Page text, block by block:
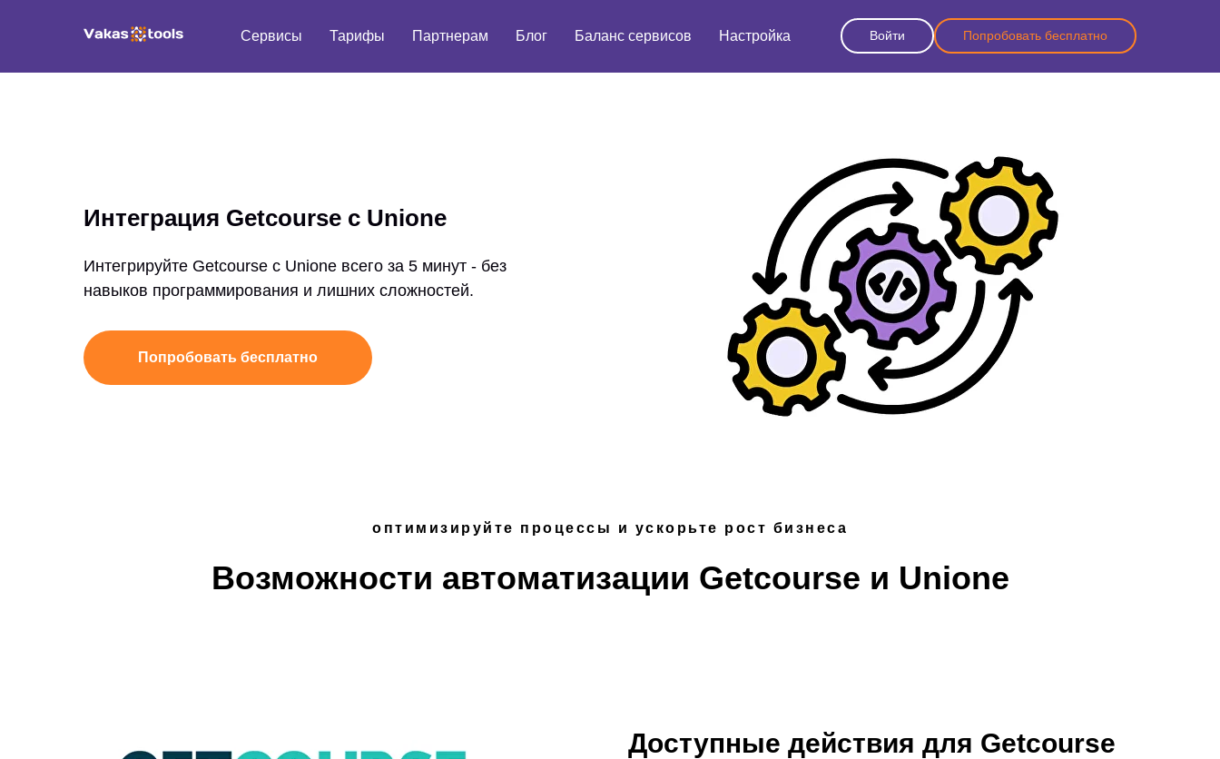
Сервисы Тарифы Партнерам Блог Баланс сервисов Настройка Войти Попробовать бесплатно
Интеграция Getcourse с Unione
Интегрируйте Getcourse с Unione всего за 5 минут - без
навыков программирования и лишних сложностей.
Попробовать бесплатно
оптимизируйте процессы и ускорьте рост бизнеса
Возможности автоматизации Getcourse и Unione
Доступные действия для Getcourse